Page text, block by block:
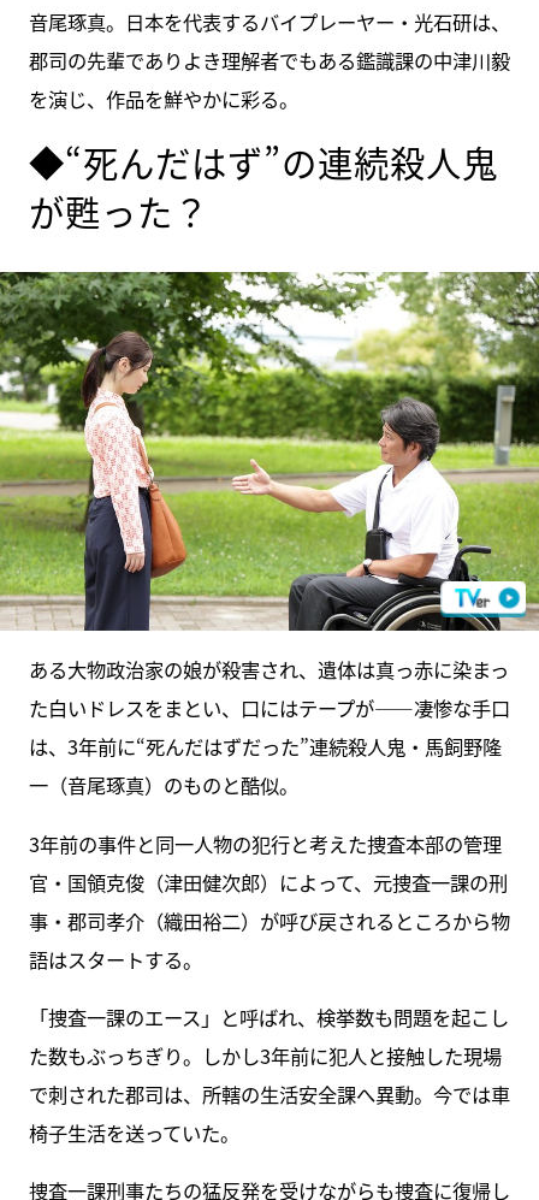
音尾琢真。日本を代表するバイプレーヤー・光石研は、
郡司の先輩でありよき理解者でもある鑑識課の中津川毅
を演じ、作品を鮮やかに彩る。
◆“死んだはず”の連続殺人鬼
が甦った？
ある大物政治家の娘が殺害され、遺体は真っ赤に染まっ
た白いドレスをまとい、口にはテープが――凄惨な手口
は、3年前に“死んだはずだった”連続殺人鬼・馬飼野隆
一（音尾琢真）のものと酷似。
3年前の事件と同一人物の犯行と考えた捜査本部の管理
官・国領克俊（津田健次郎）によって、元捜査一課の刑
事・郡司孝介（織田裕二）が呼び戻されるところから物
語はスタートする。
「捜査一課のエース」と呼ばれ、検挙数も問題を起こし
た数もぶっちぎり。しかし3年前に犯人と接触した現場
で刺された郡司は、所轄の生活安全課へ異動。今では車
椅子生活を送っていた。
捜査一課刑事たちの猛反発を受けながらも捜査に復帰し